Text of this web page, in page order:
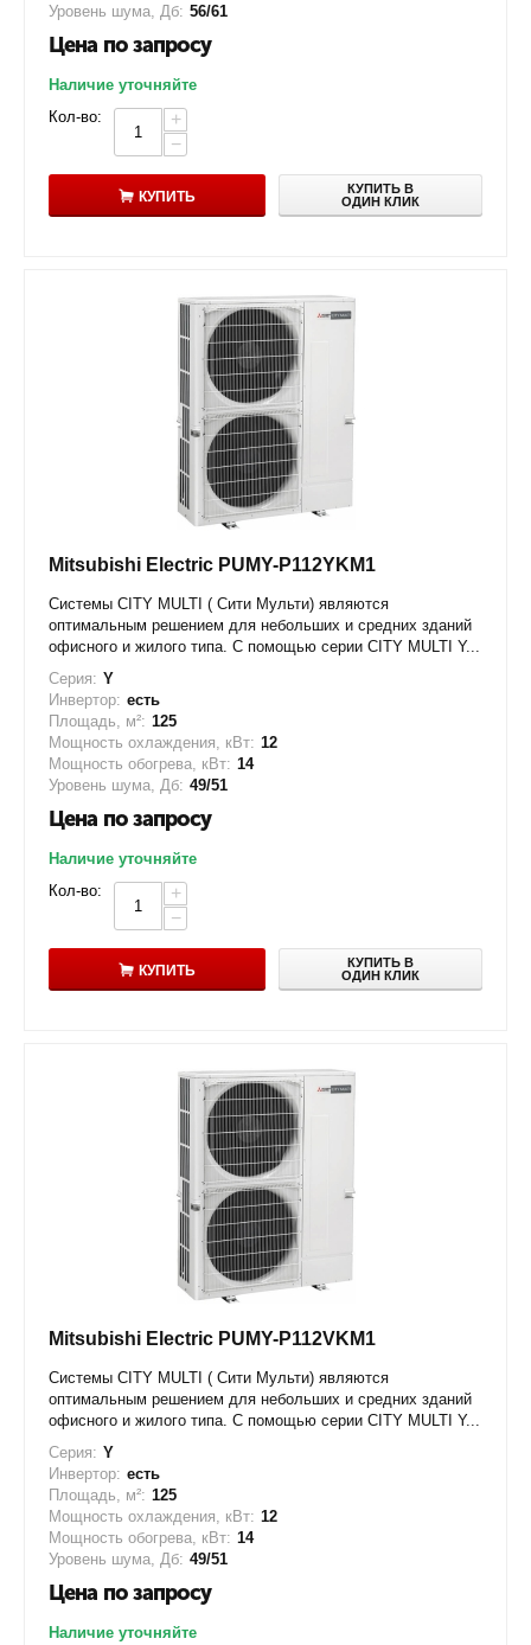
Уровень шума, Дб: 56/61
Цена по запросу
Наличие уточняйте
Кол-во:
+
−
КУПИТЬ
КУПИТЬ В
ОДИН КЛИК
Mitsubishi Electric PUMY-P112YKM1
Системы CITY MULTI ( Сити Мульти) являются
оптимальным решением для небольших и средних зданий
офисного и жилого типа. С помощью серии CITY MULTI Y...
Серия: Y
Инвертор: есть
Площадь, м²: 125
Мощность охлаждения, кВт: 12
Мощность обогрева, кВт: 14
Уровень шума, Дб: 49/51
Цена по запросу
Наличие уточняйте
Кол-во:
+
−
КУПИТЬ
КУПИТЬ В
ОДИН КЛИК
Mitsubishi Electric PUMY-P112VKM1
Системы CITY MULTI ( Сити Мульти) являются
оптимальным решением для небольших и средних зданий
офисного и жилого типа. С помощью серии CITY MULTI Y...
Серия: Y
Инвертор: есть
Площадь, м²: 125
Мощность охлаждения, кВт: 12
Мощность обогрева, кВт: 14
Уровень шума, Дб: 49/51
Цена по запросу
Наличие уточняйте